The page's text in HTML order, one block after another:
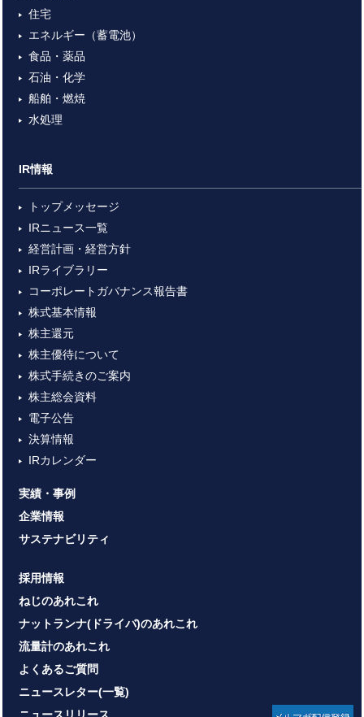
住宅
エネルギー（蓄電池）
食品・薬品
石油・化学
船舶・燃焼
水処理
IR情報
トップメッセージ
IRニュース一覧
経営計画・経営方針
IRライブラリー
コーポレートガバナンス報告書
株式基本情報
株主還元
株主優待について
株式手続きのご案内
株主総会資料
電子公告
決算情報
IRカレンダー
実績・事例
企業情報
サステナビリティ
採用情報
ねじのあれこれ
ナットランナ(ドライバ)のあれこれ
流量計のあれこれ
よくあるご質問
ニュースレター(一覧)
ニュースリリース